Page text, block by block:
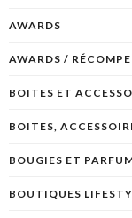
AWARDS
AWARDS /
BOITES ET
BOITES,
BOUGIES ET
BOUTIQUES